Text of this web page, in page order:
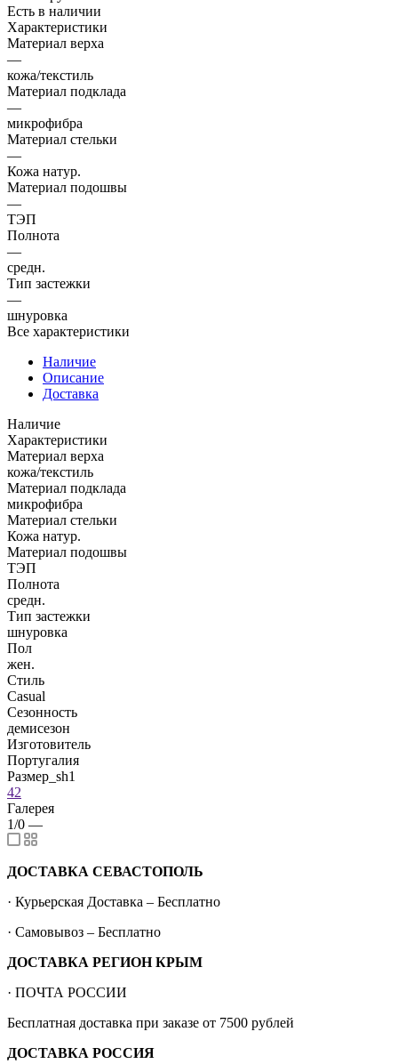
Есть в наличии
Характеристики
Материал верха
—
кожа/текстиль
Материал подклада
—
микрофибра
Материал стельки
—
Кожа натур.
Материал подошвы
—
ТЭП
Полнота
—
средн.
Тип застежки
—
шнуровка
Все характеристики
Наличие
Описание
Доставка
Наличие
Характеристики
Материал верха
кожа/текстиль
Материал подклада
микрофибра
Материал стельки
Кожа натур.
Материал подошвы
ТЭП
Полнота
средн.
Тип застежки
шнуровка
Пол
жен.
Стиль
Casual
Сезонность
демисезон
Изготовитель
Португалия
Размер_sh1
42
Галерея
1/0 —
ДОСТАВКА СЕВАСТОПОЛЬ
· Курьерская Доставка – Бесплатно
· Самовывоз – Бесплатно
ДОСТАВКА РЕГИОН КРЫМ
· ПОЧТА РОССИИ
Бесплатная доставка при заказе от 7500 рублей
ДОСТАВКА РОССИЯ